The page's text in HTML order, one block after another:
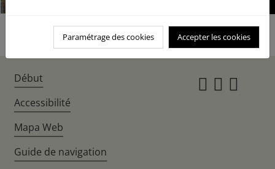
Paramétrage des cookies Accepter les cookies
Début
Accessibilité
Mapa Web
Guide de navigation